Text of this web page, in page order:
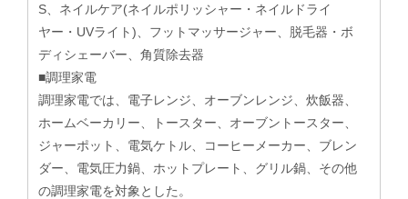
S、ネイルケア(ネイルポリッシャー・ネイルドライ
ヤー・UVライト)、フットマッサージャー、脱毛器・ボ
ディシェーバー、角質除去器
■調理家電
調理家電では、電子レンジ、オーブンレンジ、炊飯器、
ホームベーカリー、トースター、オーブントースター、
ジャーポット、電気ケトル、コーヒーメーカー、ブレン
ダー、電気圧力鍋、ホットプレート、グリル鍋、その他
の調理家電を対象とした。